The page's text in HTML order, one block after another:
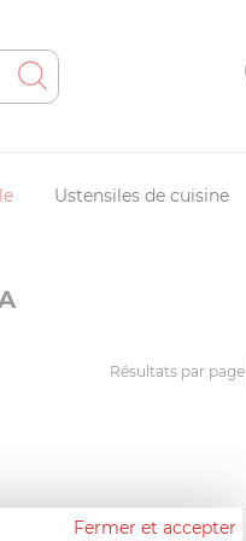
Ustensiles de cuisine
Résultats par page
Fermer et accepter